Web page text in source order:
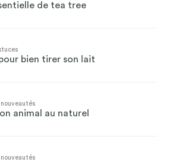
de tea tree
bien tirer son lait
animal au naturel